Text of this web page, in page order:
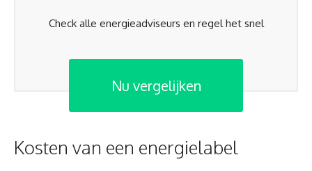
Check alle energieadviseurs en regel het snel
Nu vergelijken
Kosten van een energielabel